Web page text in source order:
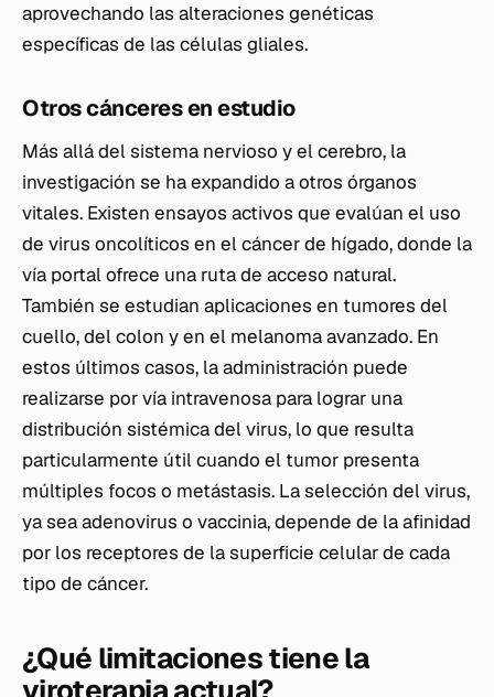
aprovechando las alteraciones genéticas
específicas de las células gliales.
Otros cánceres en estudio
Más allá del sistema nervioso y el cerebro, la
investigación se ha expandido a otros órganos
vitales. Existen ensayos activos que evalúan el uso
de virus oncolíticos en el cáncer de hígado, donde la
vía portal ofrece una ruta de acceso natural.
También se estudian aplicaciones en tumores del
cuello, del colon y en el melanoma avanzado. En
estos últimos casos, la administración puede
realizarse por vía intravenosa para lograr una
distribución sistémica del virus, lo que resulta
particularmente útil cuando el tumor presenta
múltiples focos o metástasis. La selección del virus,
ya sea adenovirus o vaccinia, depende de la afinidad
por los receptores de la superficie celular de cada
tipo de cáncer.
¿Qué limitaciones tiene la